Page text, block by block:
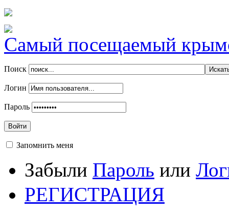
Самый посещаемый
Поиск
Логин
Пароль
Войти
Запомнить меня
Забыли Пароль или
РЕГИСТРАЦИЯ